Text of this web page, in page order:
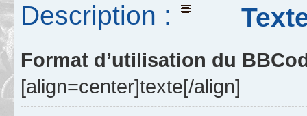
Description : Texte
Format d’utilisation du
[align=center]texte[/align]